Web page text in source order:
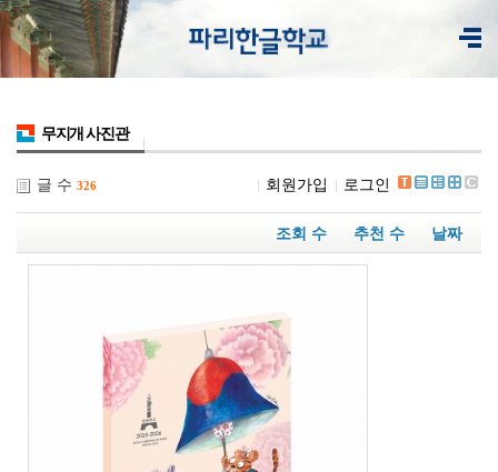
무지개 사진관
글 수 326 회원가입 로그인
조회 수 추천 수 날짜